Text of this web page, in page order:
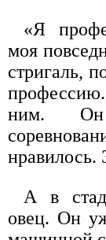
«Я
моя
стригаль,
ним. Он
нравилось.
А в
овец. Он